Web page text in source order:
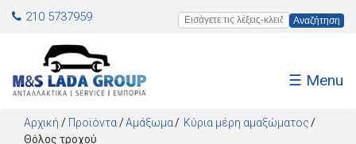
Jump to navigation
210 5737959 Εισάγετε τις λέξεις-κλειδιά
☰ Menu
Αρχική / Προϊόντα /Αμάξωμα
Κύρια μέρη αμαξώματος
Θόλος τροχού